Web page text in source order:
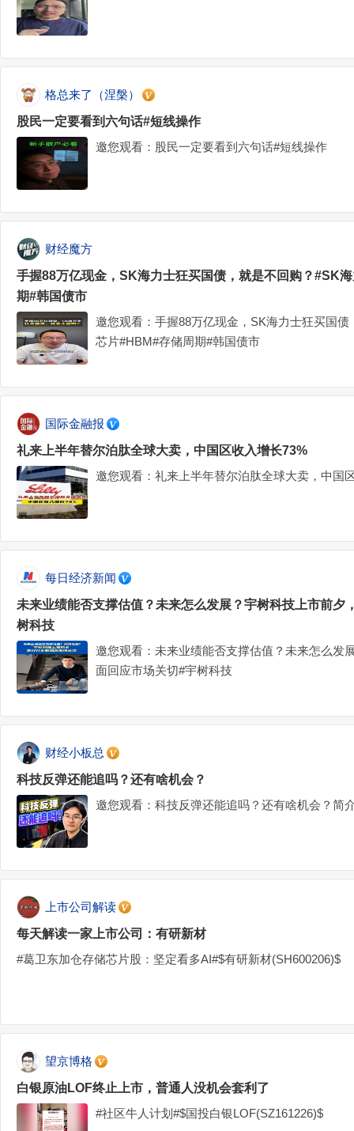
格总来了（涅槃）
股民一定要看到六句话#短线操作
邀您观看：股民一定要看到六句话#短线操作
财经魔方
手握88万亿现金，SK海力士狂买国债，就是不回购？#SK
期#韩国债市
邀您观看：手握88万亿现金，SK海力士狂买国
芯片#HBM#存储周期#韩国债市
国际金融报
礼来上半年替尔泊肽全球大卖，中国区收入增长73%
邀您观看：礼来上半年替尔泊肽全球大卖，中国
每日经济新闻
未来业绩能否支撑估值？未来怎么发展？宇树科技上市前夕
树科技
邀您观看：未来业绩能否支撑估值？未来怎么发
面回应市场关切#宇树科技
财经小板总
科技反弹还能追吗？还有啥机会？
邀您观看：科技反弹还能追吗？还有啥机会？简
上市公司解读
每天解读一家上市公司：有研新材
#葛卫东加仓存储芯片股：坚定看多AI#$有研新材(SH600206)$
望京博格
白银原油LOF终止上市，普通人没机会套利了
#社区牛人计划#$国投白银LOF(SZ161226)$